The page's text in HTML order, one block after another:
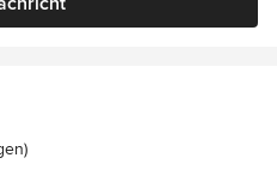
von 5 Sternen